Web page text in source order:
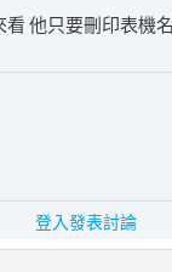
他只要刪印表機
登入發表討論